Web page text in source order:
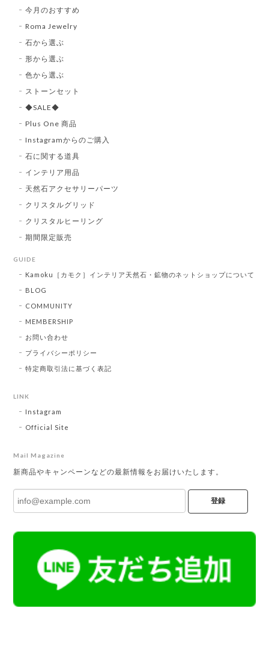
今月のおすすめ
Roma Jewelry
石から選ぶ
形から選ぶ
色から選ぶ
ストーンセット
◆SALE◆
Plus One 商品
Instagramからのご購入
石に関する道具
インテリア用品
天然石アクセサリーパーツ
クリスタルグリッド
クリスタルヒーリング
期間限定販売
GUIDE
Kamoku［カモク］インテリア天然石・鉱物のネットショップについて
BLOG
COMMUNITY
MEMBERSHIP
お問い合わせ
プライバシーポリシー
特定商取引法に基づく表記
LINK
Instagram
Official Site
Mail Magazine
新商品やキャンペーンなどの最新情報をお届けいたします。
登録